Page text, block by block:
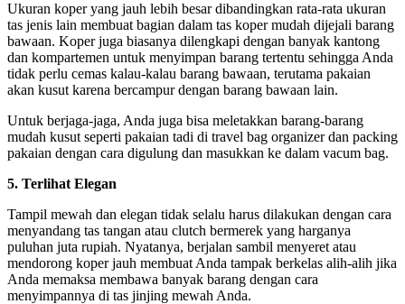
Ukuran koper yang jauh lebih besar dibandingkan rata-rata ukuran
tas jenis lain membuat bagian dalam tas koper mudah dijejali barang
bawaan. Koper juga biasanya dilengkapi dengan banyak kantong
dan kompartemen untuk menyimpan barang tertentu sehingga Anda
tidak perlu cemas kalau-kalau barang bawaan, terutama pakaian
akan kusut karena bercampur dengan barang bawaan lain.
Untuk berjaga-jaga, Anda juga bisa meletakkan barang-barang
mudah kusut seperti pakaian tadi di travel bag organizer dan packing
pakaian dengan cara digulung dan masukkan ke dalam vacum bag.
5. Terlihat Elegan
Tampil mewah dan elegan tidak selalu harus dilakukan dengan cara
menyandang tas tangan atau clutch bermerek yang harganya
puluhan juta rupiah. Nyatanya, berjalan sambil menyeret atau
mendorong koper jauh membuat Anda tampak berkelas alih-alih jika
Anda memaksa membawa banyak barang dengan cara
menyimpannya di tas jinjing mewah Anda.